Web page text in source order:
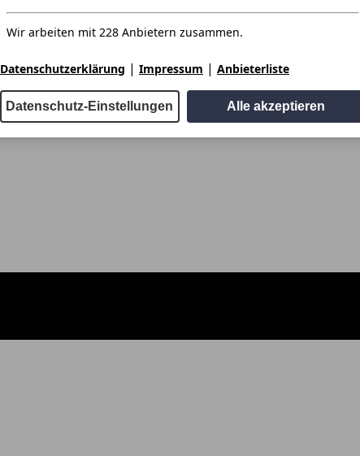
Wir arbeiten mit 228 Anbietern zusammen.
Datenschutzerklärung | Impressum | Anbieterliste
Datenschutz-Einstellungen Alle akzeptieren